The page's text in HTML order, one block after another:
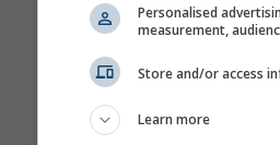
Personalised
measurement,
Store and/or access
Learn more